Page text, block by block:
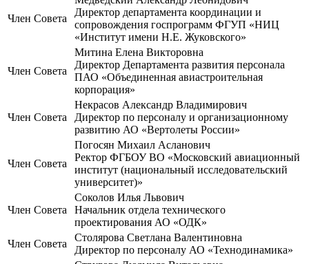
Член Совета
Директор департамента координации и
сопровождения госпрограмм ФГУП «НИЦ
«Институт имени Н.Е. Жуковского»
Член Совета
Митина Елена Викторовна
Директор Департамента развития персонала
ПАО «Объединенная авиастроительная
корпорация»
Член Совета
Некрасов Александр Владимирович
Директор по персоналу и организационному
развитию АО «Вертолеты России»
Член Совета
Погосян Михаил Асланович
Ректор ФГБОУ ВО «Московский авиационный
институт (национальный исследовательский
университет)»
Член Совета
Соколов Илья Львович
Начальник отдела технического
проектирования АО «ОДК»
Член Совета
Столярова Светлана Валентиновна
Директор по персоналу АО «Технодинамика»